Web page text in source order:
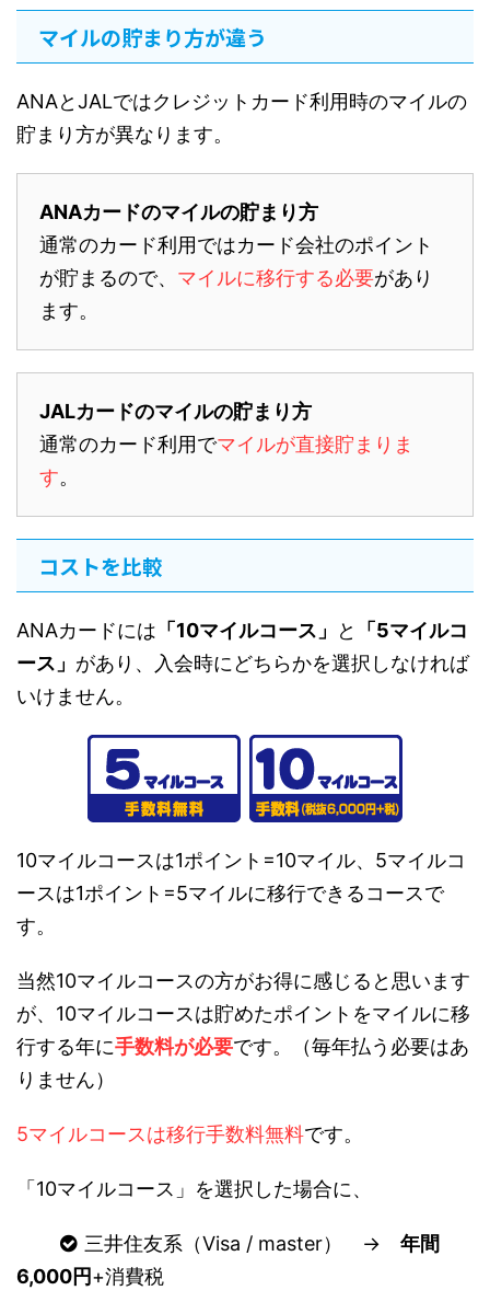
マイルの貯まり方が違う
ANAとJALではクレジットカード利用時のマイルの
貯まり方が異なります。
ANAカードのマイルの貯まり方
通常のカード利用ではカード会社のポイント
が貯まるので、 マイルに移行する必要があり
ます。
JALカードのマイルの貯まり方
通常のカード利用でマイルが直接貯まりま
す。
コストを比較
ANAカードには 「10マイルコース」 と
「5マイルコ
ース」 があり、入会時にどちらかを選択しなければ
いけません。
10マイルコースは1ポイント=10マイル、5マイルコ
ースは1ポイント=5マイルに移行できるコースで
す。
当然10マイルコースの方がお得に感じると思います
が、10マイルコースは貯めたポイントをマイルに移
行する年に手数料が必要です。（毎年払う必要はあ
りません）
5マイルコースは移行手数料無料です。
「10マイルコース」を選択した場合に、
三井住友系（Visa / master） → 年間
6,000円+消費税